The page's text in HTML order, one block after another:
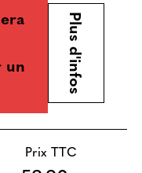
un
Plus d'infos
Prix TTC